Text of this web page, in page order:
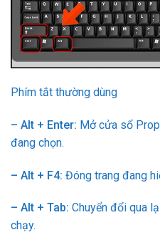
Phím tắt thường dùng
– Alt + Enter: Mở cửa sổ
đang chọn.
– Alt + F4: Đóng trang đang
– Alt + Tab: Chuyển đổi qua
chạy.